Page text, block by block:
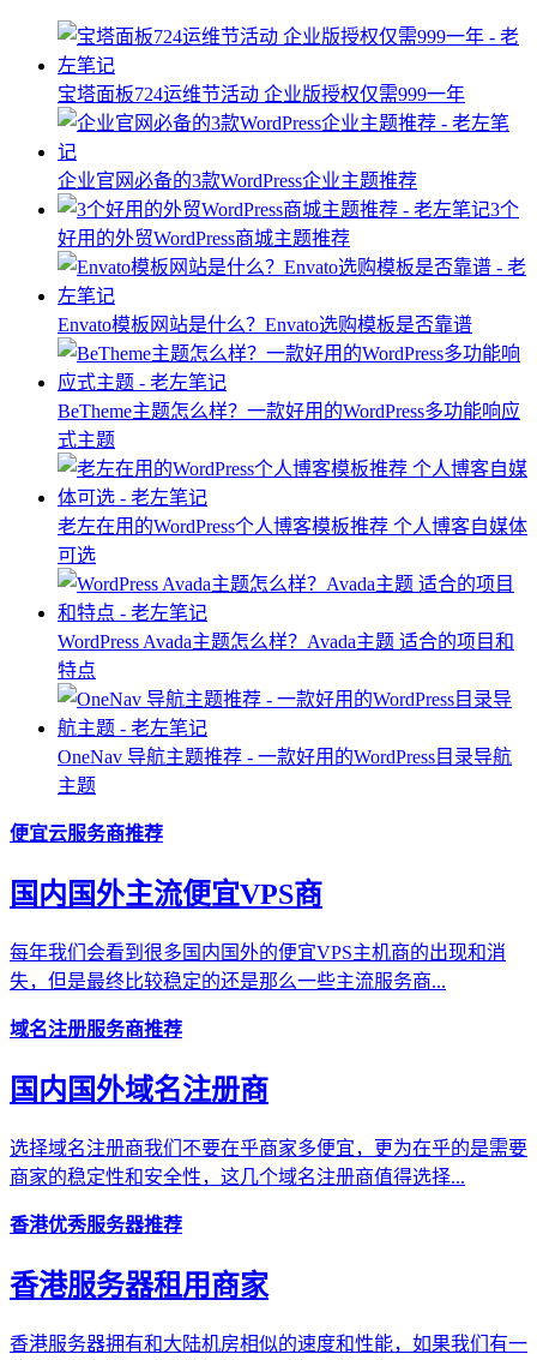
宝塔面板724运维节活动 企业版授权仅需999一年
企业官网必备的3款WordPress企业主题推荐
3个
好用的外贸WordPress商城主题推荐
Envato模板网站是什么？Envato选购模板是否靠谱
BeTheme主题怎么样？一款好用的WordPress多功能响应
式主题
老左在用的WordPress个人博客模板推荐 个人博客自媒体
可选
WordPress Avada主题怎么样？Avada主题 适合的项目和
特点
OneNav 导航主题推荐 - 一款好用的WordPress目录导航
主题
便宜云服务商推荐
国内国外主流便宜VPS商
每年我们会看到很多国内国外的便宜VPS主机商的出现和消
失，但是最终比较稳定的还是那么一些主流服务商...
域名注册服务商推荐
国内国外域名注册商
选择域名注册商我们不要在乎商家多便宜，更为在乎的是需要
商家的稳定性和安全性，这几个域名注册商值得选择...
香港优秀服务器推荐
香港服务器租用商家
香港服务器拥有和大陆机房相似的速度和性能，如果我们有一